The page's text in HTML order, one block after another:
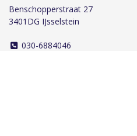
Benschopperstraat 27
3401DG IJsselstein
030-6884046